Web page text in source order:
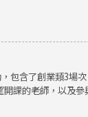
包含了創業類3場
課的老師，以及